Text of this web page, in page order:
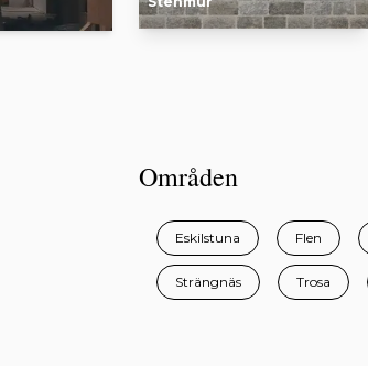
Områden
Eskilstuna Flen
Strängnäs Trosa